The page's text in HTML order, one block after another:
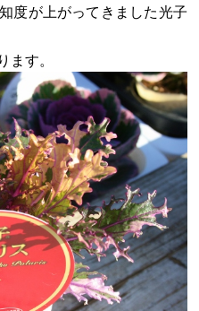
度が上がってきました光子
す。